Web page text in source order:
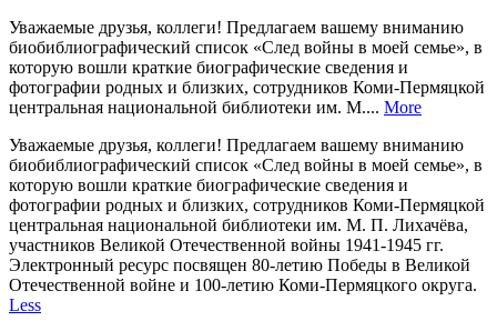
Уважаемые друзья, коллеги! Предлагаем вашему вниманию
биобиблиографический список «След войны в моей семье», в
которую вошли краткие биографические сведения и
фотографии родных и близких, сотрудников Коми-Пермяцкой
центральная национальной библиотеки им. М.... More
Уважаемые друзья, коллеги! Предлагаем вашему вниманию
биобиблиографический список «След войны в моей семье», в
которую вошли краткие биографические сведения и
фотографии родных и близких, сотрудников Коми-Пермяцкой
центральная национальной библиотеки им. М. П. Лихачёва,
участников Великой Отечественной войны 1941-1945 гг.
Электронный ресурс посвящен 80-летию Победы в Великой
Отечественной войне и 100-летию Коми-Пермяцкого округа.
Less